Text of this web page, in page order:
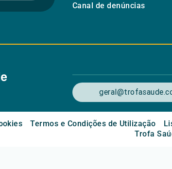
Canal de denúncias
Termos e Condições de Utilização
Trofa